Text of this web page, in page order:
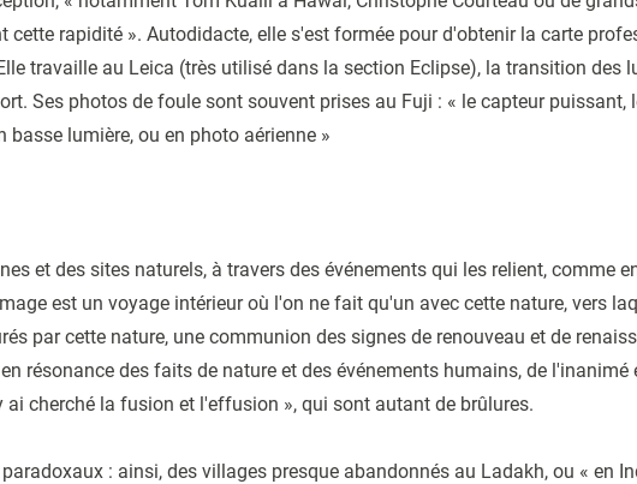
rapidité ». Autodidacte, elle s'est formée pour d'obtenir la carte
travaille au Leica (très utilisé dans la section Eclipse), la transition des
Ses photos de foule sont souvent prises au Fuji : « le capteur
lumière, ou en photo aérienne »
et des sites naturels, à travers des événements qui les relient, comme
est un voyage intérieur où l'on ne fait qu'un avec cette nature, vers
par cette nature, une communion des signes de renouveau et de
résonance des faits de nature et des événements humains, de
cherché la fusion et l'effusion », qui sont autant de brûlures.
: ainsi, des villages presque abandonnés au Ladakh, ou « en